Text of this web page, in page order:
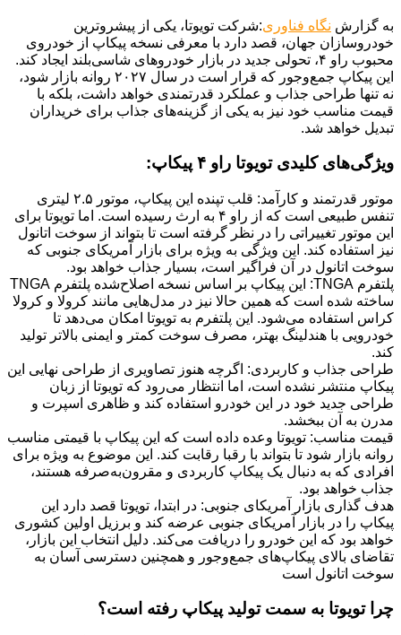
به گزارش نگاه فناوری:شرکت تویوتا، یکی از پیشروترین
خودروسازان جهان، قصد دارد با معرفی نسخه پیکاپ از خودروی
محبوب راو ۴، تحولی جدید در بازار خودروهای شاسی‌بلند ایجاد کند.
این پیکاپ جمع‌وجور که قرار است در سال ۲۰۲۷ روانه بازار شود،
نه تنها طراحی جذاب و عملکرد قدرتمندی خواهد داشت، بلکه با
قیمت مناسب خود نیز به یکی از گزینه‌های جذاب برای خریداران
تبدیل خواهد شد.
ویژگی‌های کلیدی تویوتا راو ۴ پیکاپ:
موتور قدرتمند و کارآمد: قلب تپنده این پیکاپ، موتور ۲.۵ لیتری
تنفس طبیعی است که از راو ۴ به ارث رسیده است. اما تویوتا برای
این موتور تغییراتی را در نظر گرفته است تا بتواند از سوخت اتانول
نیز استفاده کند. این ویژگی به ویژه برای بازار آمریکای جنوبی که
سوخت اتانول در آن فراگیر است، بسیار جذاب خواهد بود.
پلتفرم TNGA: این پیکاپ بر اساس نسخه اصلاح‌شده پلتفرم TNGA
ساخته شده است که همین حالا نیز در مدل‌هایی مانند کرولا و کرولا
کراس استفاده می‌شود. این پلتفرم به تویوتا امکان می‌دهد تا
خودرویی با هندلینگ بهتر، مصرف سوخت کمتر و ایمنی بالاتر تولید
کند.
طراحی جذاب و کاربردی: اگرچه هنوز تصاویری از طراحی نهایی این
پیکاپ منتشر نشده است، اما انتظار می‌رود که تویوتا از زبان
طراحی جدید خود در این خودرو استفاده کند و ظاهری اسپرت و
مدرن به آن ببخشد.
قیمت مناسب: تویوتا وعده داده است که این پیکاپ با قیمتی مناسب
روانه بازار شود تا بتواند با رقبا رقابت کند. این موضوع به ویژه برای
افرادی که به دنبال یک پیکاپ کاربردی و مقرون‌به‌صرفه هستند،
جذاب خواهد بود.
هدف گذاری بازار آمریکای جنوبی: در ابتدا، تویوتا قصد دارد این
پیکاپ را در بازار آمریکای جنوبی عرضه کند و برزیل اولین کشوری
خواهد بود که این خودرو را دریافت می‌کند. دلیل انتخاب این بازار،
تقاضای بالای پیکاپ‌های جمع‌وجور و همچنین دسترسی آسان به
سوخت اتانول است
چرا تویوتا به سمت تولید پیکاپ رفته است؟